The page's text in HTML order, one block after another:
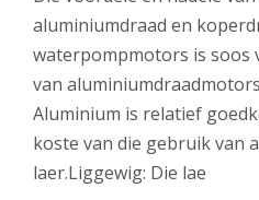
aluminiumdraad en
waterpompmotors is soos
van
Aluminium is relatief
koste van die gebruik van
laer.Liggewig: Die lae